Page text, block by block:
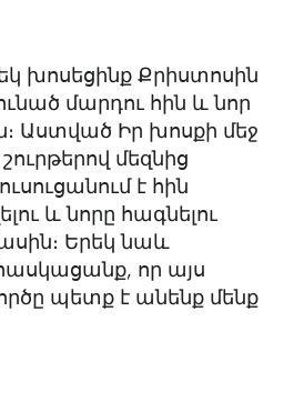
խոսեցինք Քրիստոսին
մարդու հին և նոր
Աստված Իր խոսքի մեջ
մեզնից
է հին
և նորը հագնելու
Երեկ նաև
որ այս
պետք է անենք մենք